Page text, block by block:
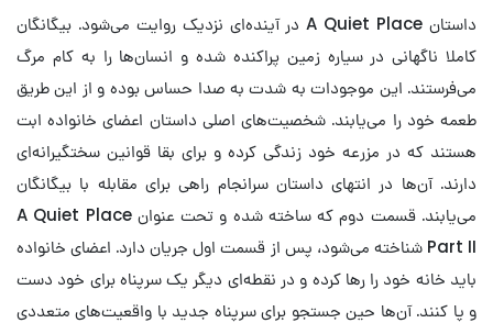
داستان A Quiet Place در آینده‌ای نزدیک روایت می‌شود. بیگانگان
کاملا ناگهانی در سیاره زمین پراکنده شده و انسان‌ها را به کام مرگ
می‌فرستند. این موجودات به شدت به صدا حساس بوده و از این طریق
طعمه خود را می‌یابند. شخصیت‌های اصلی داستان اعضای خانواده ابت
هستند که در مزرعه خود زندگی کرده و برای بقا قوانین سختگیرانه‌ای
دارند. آن‌ها در انتهای داستان سرانجام راهی برای مقابله با بیگانگان
می‌یابند. قسمت دوم که ساخته شده و تحت عنوان A Quiet Place
Part II شناخته می‌شود، پس از قسمت اول جریان دارد. اعضای خانواده
باید خانه خود را رها کرده و در نقطه‌ای دیگر یک سرپناه برای خود دست
و پا کنند. آن‌ها حین جستجو برای سرپناه جدید با واقعیت‌های متعددی